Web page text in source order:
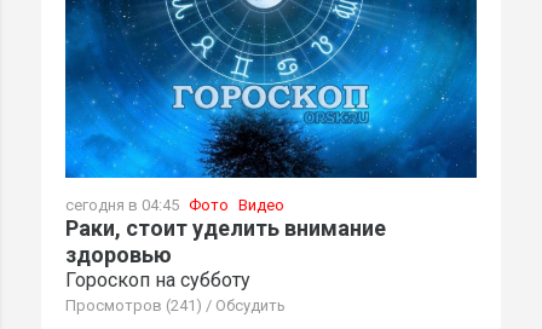
сегодня в 04:45 Фото Видео
Раки, стоит уделить внимание
здоровью
Гороскоп на субботу
Просмотров (241) / Обсудить